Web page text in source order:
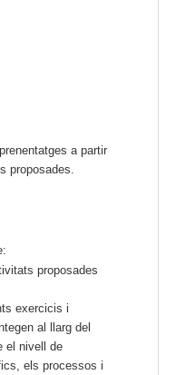
a partir
proposades.
proposades
exercicis i
al llarg del
el nivell de
els processos i